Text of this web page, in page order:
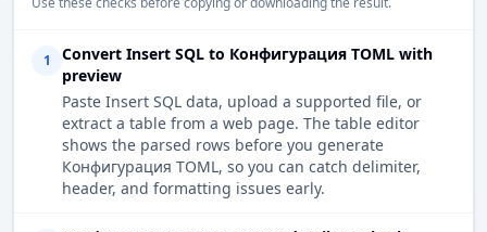
1
Convert Insert SQL to Конфигурация TOML with
preview
Paste Insert SQL data, upload a supported file, or
extract a table from a web page. The table editor
shows the parsed rows before you generate
Конфигурация TOML, so you can catch delimiter,
header, and formatting issues early.